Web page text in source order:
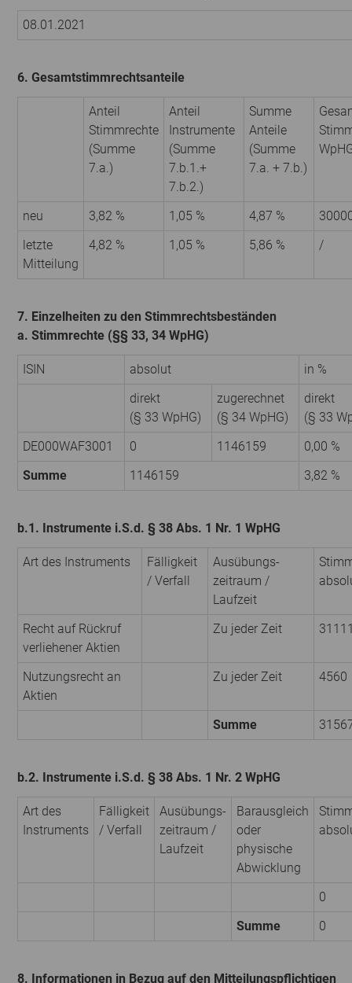
08.01.2021
6. Gesamtstimmrechtsanteile
Anteil
Stimmrechte
(Summe
7.a.)
Anteil
Instrumente
(Summe
7.b.1.+
7.b.2.)
Summe
Anteile
(Summe
7.a. + 7.b.)
neu 3,82 % 1,05 % 4,87 %
letzte
Mitteilung
4,82 % 1,05 % 5,86 % /
7. Einzelheiten zu den Stimmrechtsbeständen
a. Stimmrechte (§§ 33, 34 WpHG)
ISIN absolut
in %
direkt
(§ 33 WpHG)
zugerechnet
(§ 34 WpHG)
direkt
(§ 33
DE000WAF3001
0 1146159
0,00 %
Summe
1146159 3,82 %
b.1. Instrumente i.S.d. § 38 Abs. 1 Nr. 1 WpHG
Art des Instruments
Fälligkeit
/ Verfall
Ausübungs­
zeitraum /
Laufzeit
Recht auf Rückruf
verliehener Aktien
Zu jeder Zeit
Nutzungsrecht an
Aktien
Zu jeder Zeit 4560
Summe
b.2. Instrumente i.S.d. § 38 Abs. 1 Nr. 2 WpHG
Art des
Instruments
Fälligkeit
/ Verfall
Ausübungs­
zeitraum /
Laufzeit
Barausgleich
oder
physische
Abwicklung
0
Summe
0
8. Informationen in Bezug auf den Mitteilungspflichtigen